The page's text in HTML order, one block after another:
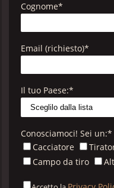
Cognome*
Email (richiesto)*
Il tuo Paese:*
Conosciamoci! Sei un:*
Cacciatore
Campo da tiro